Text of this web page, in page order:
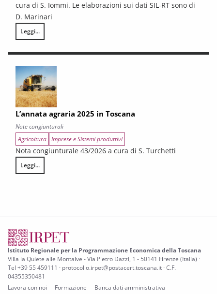
cura di S. Iommi. Le elaborazioni sui dati SIL-RT sono di
D. Marinari
Leggi...
LA CONGIUNTURA DEI SETTORI CULTURALI. Ripresa selettiva e
L’annata agraria 2025 in Toscana
Note congiunturali
Agricoltura Imprese e Sistemi produttivi
Nota congiunturale 43/2026 a cura di S. Turchetti
Leggi...
L’annata agraria 2025 in Toscana
Istituto Regionale per la Programmazione Economica della Toscana
Villa la Quiete alle Montalve - Via Pietro Dazzi, 1 - 50141 Firenze (Italia) ·
Tel +39 55 459111 · protocollo.irpet@postacert.toscana.it · C.F.
04355350481
Lavora con noi
Formazione Banca dati amministrativa